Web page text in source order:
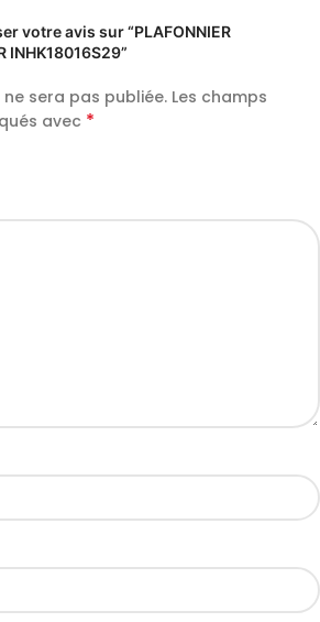
votre avis sur “PLAFONNIER
INHK18016S29”
sera pas publiée. Les champs
avec *